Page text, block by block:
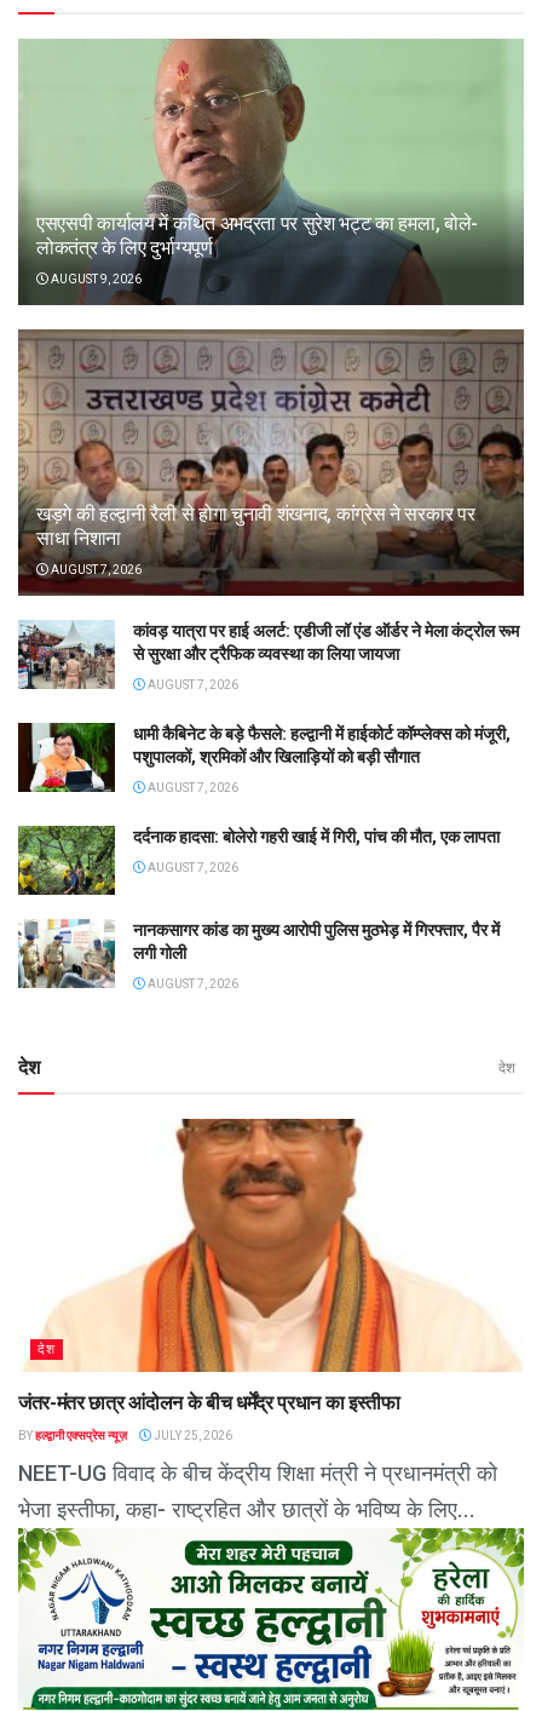
एसएसपी कार्यालय में कथित अभद्रता पर सुरेश भट्ट का हमला, बोले-
लोकतंत्र के लिए दुर्भाग्यपूर्ण
AUGUST 9, 2026
खड़गे की हल्द्वानी रैली से होगा चुनावी शंखनाद, कांग्रेस ने सरकार पर
साधा निशाना
AUGUST 7, 2026
कांवड़ यात्रा पर हाई अलर्ट: एडीजी लॉ एंड ऑर्डर ने मेला कंट्रोल रूम
से सुरक्षा और ट्रैफिक व्यवस्था का लिया जायजा
AUGUST 7, 2026
धामी कैबिनेट के बड़े फैसले: हल्द्वानी में हाईकोर्ट कॉम्प्लेक्स को मंजूरी,
पशुपालकों, श्रमिकों और खिलाड़ियों को बड़ी सौगात
AUGUST 7, 2026
दर्दनाक हादसा: बोलेरो गहरी खाई में गिरी, पांच की मौत, एक लापता
AUGUST 7, 2026
नानकसागर कांड का मुख्य आरोपी पुलिस मुठभेड़ में गिरफ्तार, पैर में
लगी गोली
AUGUST 7, 2026
देश देश
देश
जंतर-मंतर छात्र आंदोलन के बीच धर्मेंद्र प्रधान का इस्तीफा
BYहल्द्वानी एक्सप्रेस न्यूज़ JULY 25, 2026
NEET-UG विवाद के बीच केंद्रीय शिक्षा मंत्री ने प्रधानमंत्री को
भेजा इस्तीफा, कहा- राष्ट्रहित और छात्रों के भविष्य के लिए...